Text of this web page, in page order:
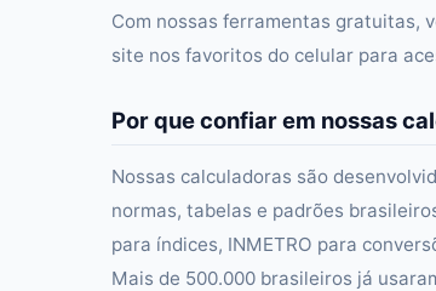
Com nossas ferramentas gratuitas,
site nos favoritos do celular para
Por que confiar em nossas
Nossas calculadoras são
normas, tabelas e padrões
para índices, INMETRO para
Mais de 500.000 brasileiros já